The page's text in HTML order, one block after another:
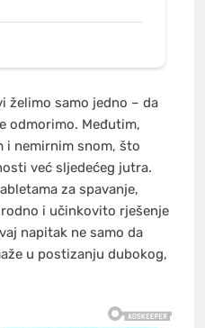
želimo samo jedno – da
odmorimo. Međutim,
i nemirnim snom, što
već sljedećeg jutra.
za spavanje,
i učinkovito rješenje
napitak ne samo da
u postizanju dubokog,